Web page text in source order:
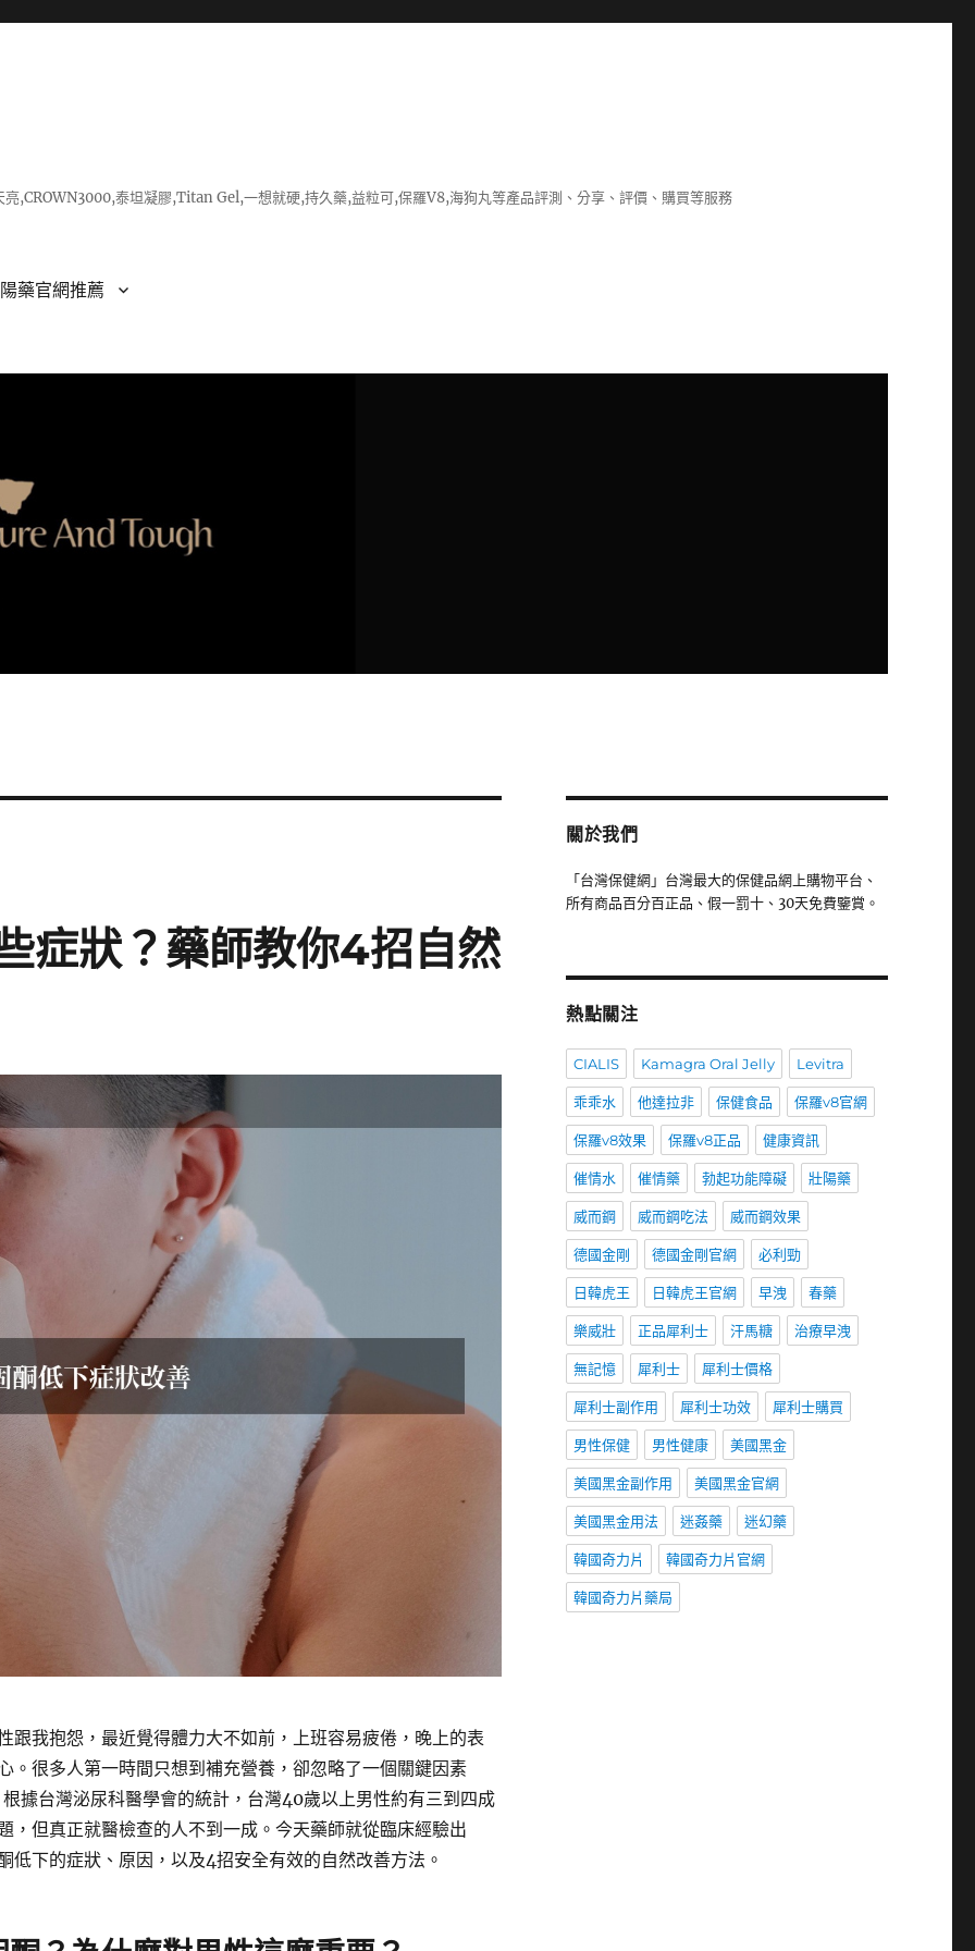
,CROWN3000,泰坦凝膠,Titan Gel,一想就硬,持久藥,益粒可,保羅V8,海狗丸等產品評測、分享、評價、購買等服務
藥官網推薦
症狀？藥師教你4招自然
跟我抱怨，最近覺得體力大不如前，上班容易疲倦，晚上的表
。很多人第一時間只想到補充營養，卻忽略了一個關鍵因素
台灣泌尿科醫學會的統計，台灣40歲以上男性約有三到四成
，但真正就醫檢查的人不到一成。今天藥師就從臨床經驗出
低下的症狀、原因，以及4招安全有效的自然改善方法。
關於我們
「台灣保健網」台灣最大的保健品網上購物平台、
所有商品百分百正品、假一罰十、30天免費鑒賞。
熱點關注
CIALIS Kamagra Oral Jelly Levitra
乖乖水 他達拉非 保健食品 保羅v8官網
保羅v8效果 保羅v8正品 健康資訊
催情水 催情藥 勃起功能障礙 壯陽藥
威而鋼 威而鋼吃法 威而鋼效果
德國金剛 德國金剛官網 必利勁
日韓虎王 日韓虎王官網 早洩 春藥
樂威壯 正品犀利士 汗馬糖 治療早洩
無記憶 犀利士 犀利士價格
犀利士副作用 犀利士功效 犀利士購買
男性保健 男性健康 美國黑金
美國黑金副作用 美國黑金官網
美國黑金用法 迷姦藥 迷幻藥
韓國奇力片 韓國奇力片官網
韓國奇力片藥局